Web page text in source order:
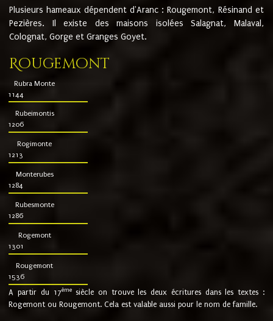
Plusieurs hameaux dépendent d'Aranc : Rougemont, Résinand et
Pezières. Il existe des maisons isolées Salagnat, Malaval,
Colognat, Gorge et Granges Goyet.
Rougemont
Rubra Monte
1144
Rubeimontis
1206
Rogimonte
1213
Monterubes
1284
Rubesmonte
1286
Rogemont
1301
Rougemont
1536
A partir du 17ème siècle on trouve les deux écritures dans les textes :
Rogemont ou Rougemont. Cela est valable aussi pour le nom de famille.